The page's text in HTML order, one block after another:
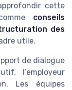
cette
conseils
des
utile.
de dialogue
l’employeur
Les équipes